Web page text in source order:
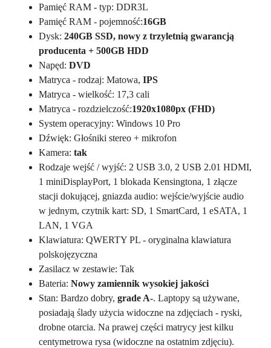
Pamięć RAM - typ: DDR3L
Pamięć RAM - pojemność:16GB
Dysk: 240GB SSD, nowy z trzyletnią gwarancją
producenta + 500GB HDD
Napęd: DVD
Matryca - rodzaj: Matowa, IPS
Matryca - wielkość: 17,3 cali
Matryca - rozdzielczość:1920x1080px (FHD)
System operacyjny: Windows 10 Pro
Dźwięk: Głośniki stereo + mikrofon
Kamera: tak
Rodzaje wejść / wyjść: 2 USB 3.0, 2 USB 2.01 HDMI,
1 miniDisplayPort, 1 blokada Kensingtona, 1 złącze
stacji dokującej, gniazda audio: wejście/wyjście audio
w jednym, czytnik kart: SD, 1 SmartCard, 1 eSATA, 1
LAN, 1 VGA
Klawiatura: QWERTY PL - oryginalna klawiatura
polskojęzyczna
Zasilacz w zestawie: Tak
Bateria: Nowy zamiennik wysokiej jakości
Stan: Bardzo dobry, grade A-. Laptopy są używane,
posiadają ślady użycia widoczne na zdjęciach - ryski,
drobne otarcia. Na prawej części matrycy jest kilku
centymetrowa rysa (widoczne na ostatnim zdjęciu).